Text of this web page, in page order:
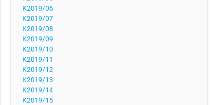
K2019/06
K2019/07
K2019/08
K2019/09
K2019/10
K2019/11
K2019/12
K2019/13
K2019/14
K2019/15